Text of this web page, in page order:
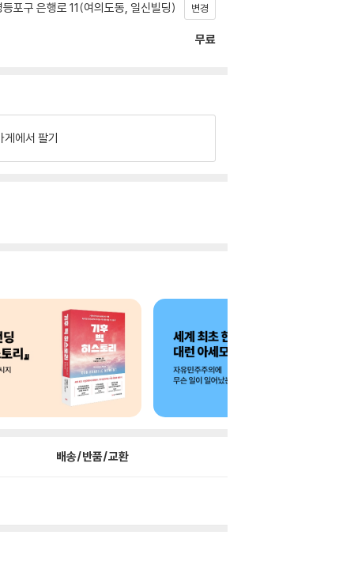
포구 은행로 11(여의도동, 일신빌딩) 변경
무료
게에서 팔기
배송/반품/교환